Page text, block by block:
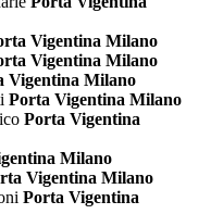
Vigentina Milano
Vigentina Milano
Vigentina Milano
Porta Vigentina Milano
Porta Vigentina
Milano
Vigentina Milano
Porta Vigentina